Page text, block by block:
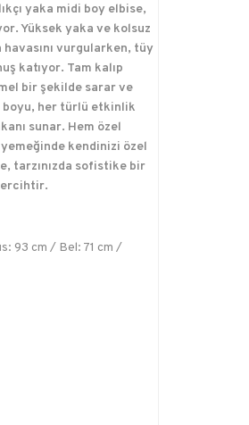
yaka midi boy elbise,
Yüksek yaka ve kolsuz
vurgularken, tüy
katıyor. Tam kalıp
bir şekilde sarar ve
her türlü etkinlik
sunar. Hem özel
kendinizi özel
tarzınızda sofistike bir
93 cm / Bel: 71 cm /